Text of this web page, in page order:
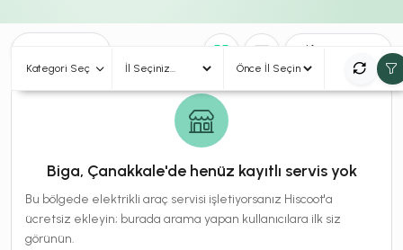
Kategori Seç
Biga, Çanakkale'de henüz kayıtlı servis yok
Bu bölgede elektrikli araç servisi işletiyorsanız Hiscoot'a
ücretsiz ekleyin; burada arama yapan kullanıcılara ilk siz
görünün.